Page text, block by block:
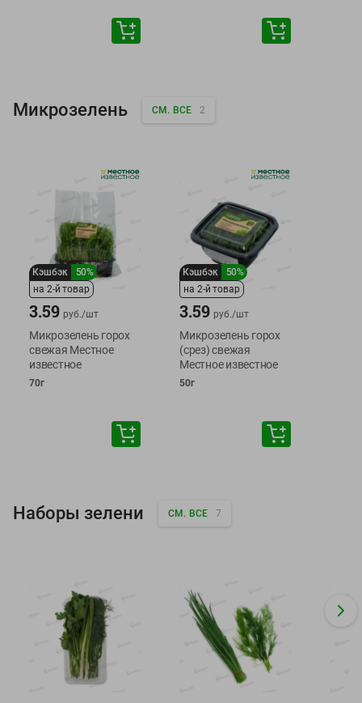
Микрозелень СМ. ВСЕ 2
Кэшбэк
50%
на 2-й товар
3.59 руб./шт
Микрозелень горох
свежая Местное
известное
70г
Кэшбэк
50%
на 2-й товар
3.59 руб./шт
Микрозелень горох
(срез) свежая
Местное известное
50г
Наборы зелени СМ. ВСЕ 7